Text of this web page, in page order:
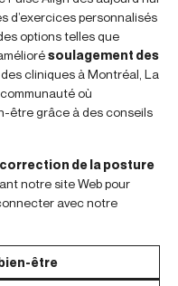
d’exercices personnalisés
options telles que
soulagement des
des cliniques à Montréal, La
où
être grâce à des conseils
correction de la posture
notre site Web pour
avec notre
être